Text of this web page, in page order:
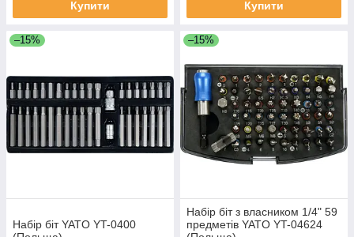
Купити Купити
–15%
Набір біт YATO YT-0400
–15%
Набір біт з власником 1/4" 59
предметів YATO YT-04624